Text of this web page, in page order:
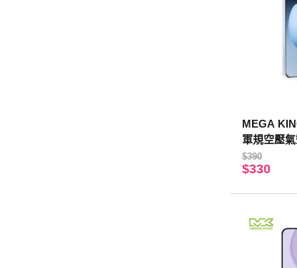
MEGA
軍規空壓
$390
$330